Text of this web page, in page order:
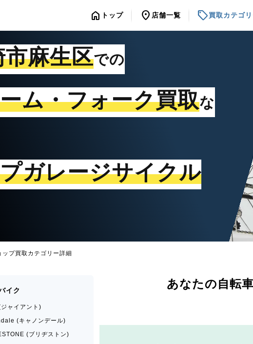
home トップ location_on 店舗一覧 sell買取カテゴ
市麻生区での
ム・フォーク買取な
ガレージサイクル
ップ買取カテゴリー詳細
あなたの自転車
イク
ャイアント)
(キャノンデール)
(ブリヂストン)